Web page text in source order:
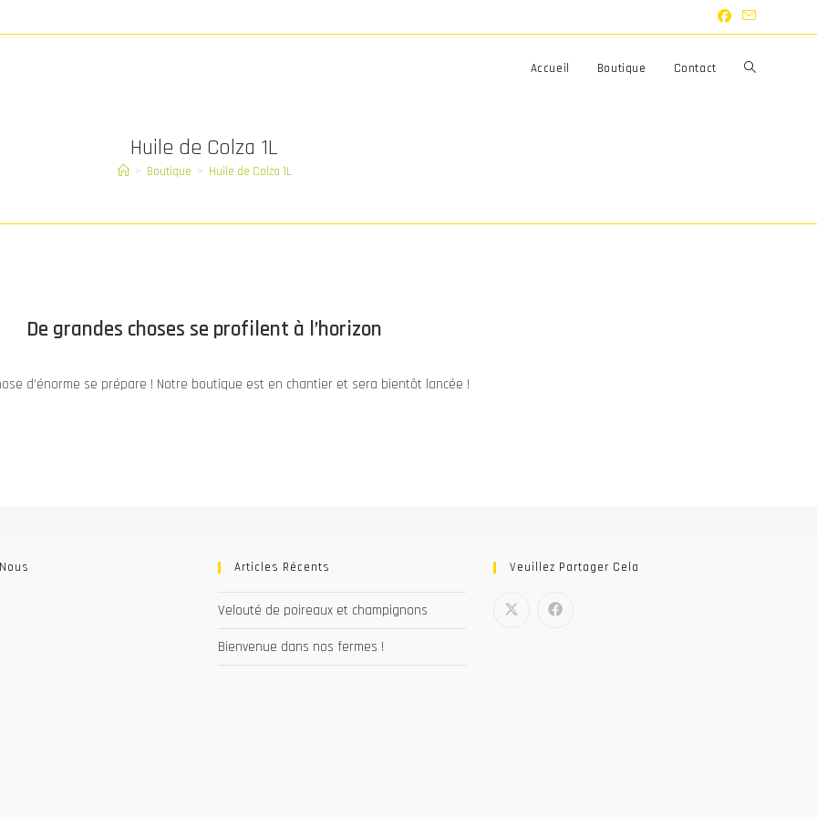
Accueil Boutique Contact Toggle
Huile de Colza 1L
> Boutique > Huile de Colza 1L
De grandes choses se profilent à l’horizon
d’énorme se prépare ! Notre boutique est en chantier et sera bientôt lancée !
Articles Récents
Velouté de poireaux et champignons
Bienvenue dans nos fermes !
Veuillez Partager Cela